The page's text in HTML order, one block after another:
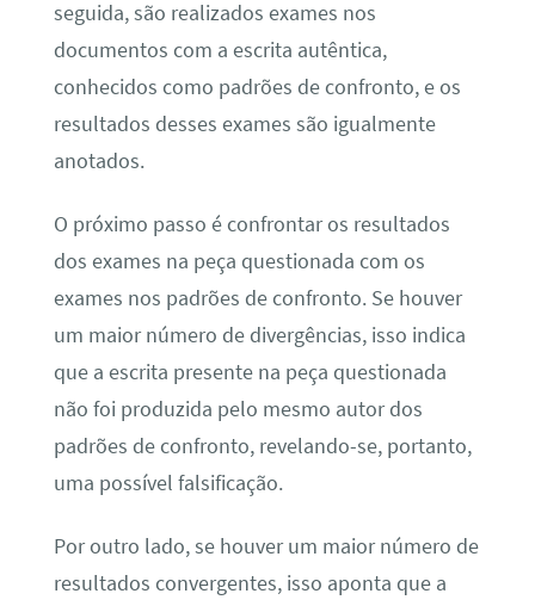
seguida, são realizados exames nos
documentos com a escrita autêntica,
conhecidos como padrões de confronto, e os
resultados desses exames são igualmente
anotados.
O próximo passo é confrontar os resultados
dos exames na peça questionada com os
exames nos padrões de confronto. Se houver
um maior número de divergências, isso indica
que a escrita presente na peça questionada
não foi produzida pelo mesmo autor dos
padrões de confronto, revelando-se, portanto,
uma possível falsificação.
Por outro lado, se houver um maior número de
resultados convergentes, isso aponta que a